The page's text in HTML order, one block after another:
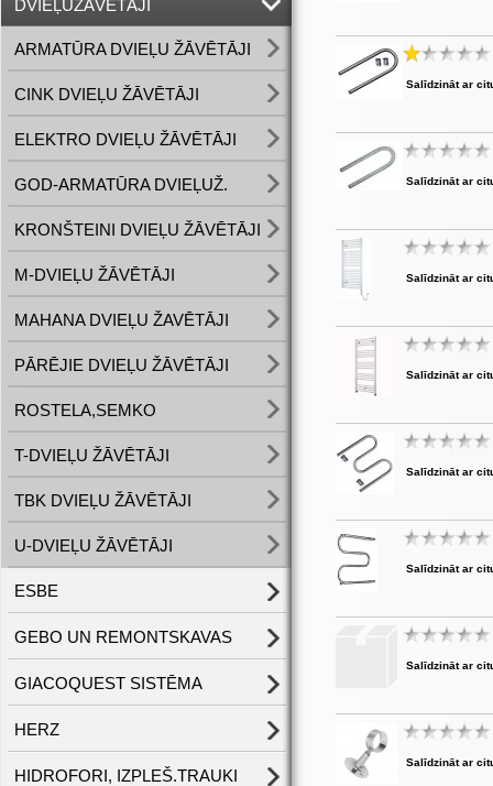
DVIEĻUŽĀVĒTĀJI
ARMATŪRA DVIEĻU ŽĀVĒTĀJI
CINK DVIEĻU ŽĀVĒTĀJI
ELEKTRO DVIEĻU ŽĀVĒTĀJI
GOD-ARMATŪRA DVIEĻUŽ.
KRONŠTEINI DVIEĻU ŽĀVĒTĀJI
M-DVIEĻU ŽĀVĒTĀJI
MAHANA DVIEĻU ŽAVĒTĀJI
PĀRĒJIE DVIEĻU ŽĀVĒTĀJI
ROSTELA,SEMKO
T-DVIEĻU ŽĀVĒTĀJI
TBK DVIEĻU ŽĀVĒTĀJI
U-DVIEĻU ŽĀVĒTĀJI
ESBE
GEBO UN REMONTSKAVAS
GIACOQUEST SISTĒMA
HERZ
HIDROFORI, IZPLEŠ.TRAUKI
Salīdzināt ar
Salīdzināt ar
Salīdzināt ar
Salīdzināt ar
Salīdzināt ar
Salīdzināt ar
Salīdzināt ar
Salīdzināt ar